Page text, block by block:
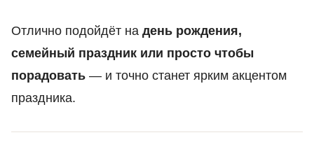
Отлично подойдёт на день рождения,
семейный праздник или просто чтобы
порадовать — и точно станет ярким акцентом
праздника.